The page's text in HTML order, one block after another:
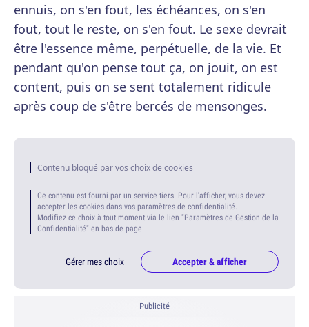
ennuis, on s'en fout, les échéances, on s'en
fout, tout le reste, on s'en fout. Le sexe devrait
être l'essence même, perpétuelle, de la vie. Et
pendant qu'on pense tout ça, on jouit, on est
content, puis on se sent totalement ridicule
après coup de s'être bercés de mensonges.
Contenu bloqué par vos choix de cookies
Ce contenu est fourni par un service tiers. Pour l'afficher, vous devez
accepter les cookies dans vos paramètres de confidentialité.
Modifiez ce choix à tout moment via le lien "Paramètres de Gestion de la
Confidentialité" en bas de page.
Gérer mes choix Accepter & afficher
Publicité